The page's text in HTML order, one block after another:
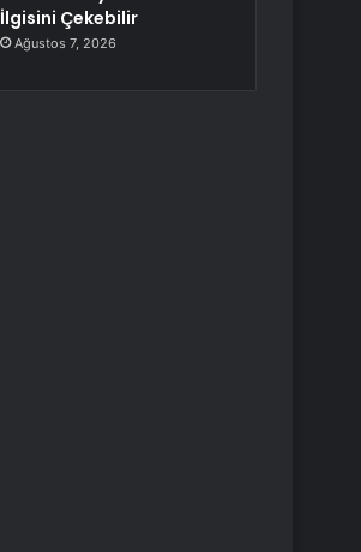
İlgisini Çekebilir
Ağustos 7, 2026